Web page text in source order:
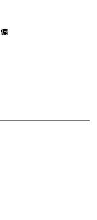
学校です。